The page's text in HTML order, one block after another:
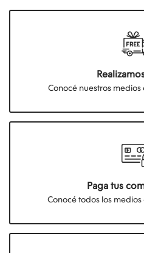
Conocé nuestros
Paga tus
Conocé todos los